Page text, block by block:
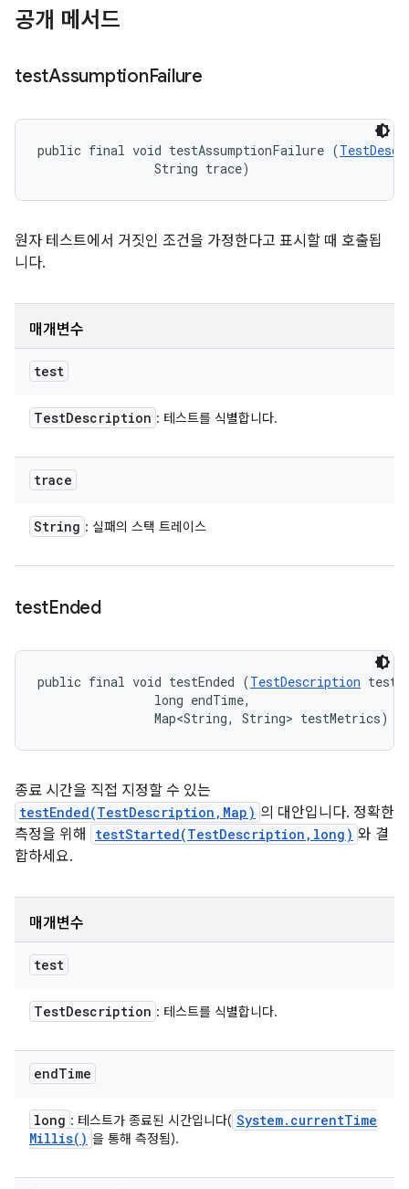
공개 메서드
testAssumptionFailure
public final void testAssumptionFailure (
                String trace)
원자 테스트에서 거짓인 조건을 가정한다고 표시할 때 호출됩
니다.
매개변수
test
TestDescription : 테스트를 식별합니다.
trace
String : 실패의 스택 트레이스
testEnded
public final void testEnded (TestDescription
                long endTime,
                Map<String, String> testMetrics)
종료 시간을 직접 지정할 수 있는
testEnded(TestDescription,Map) 의 대안입니다. 정확한
측정을 위해
testStarted(TestDescription,long) 와 결
합하세요.
매개변수
test
TestDescription : 테스트를 식별합니다.
endTime
long : 테스트가 종료된 시간입니다( System. currentTime
Millis( ) 을 통해 측정됨).